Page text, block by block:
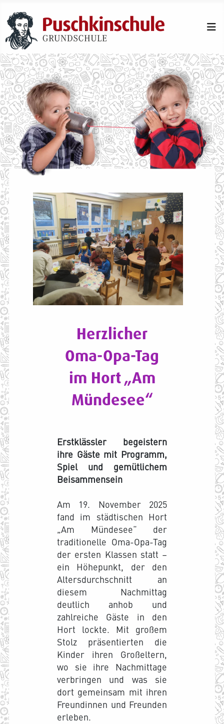
Herzlicher
Oma-Opa-Tag
im Hort „Am
Mündesee“
Erstklässler begeistern
ihre Gäste mit Programm,
Spiel und gemütlichem
Beisammensein
Am 19. November 2025
fand im städtischen Hort
„Am Mündesee“ der
traditionelle Oma-Opa-Tag
der ersten Klassen statt –
ein Höhepunkt, der den
Altersdurchschnitt an
diesem Nachmittag
deutlich anhob und
zahlreiche Gäste in den
Hort lockte. Mit großem
Stolz präsentierten die
Kinder ihren Großeltern,
wo sie ihre Nachmittage
verbringen und was sie
dort gemeinsam mit ihren
Freundinnen und Freunden
erleben.